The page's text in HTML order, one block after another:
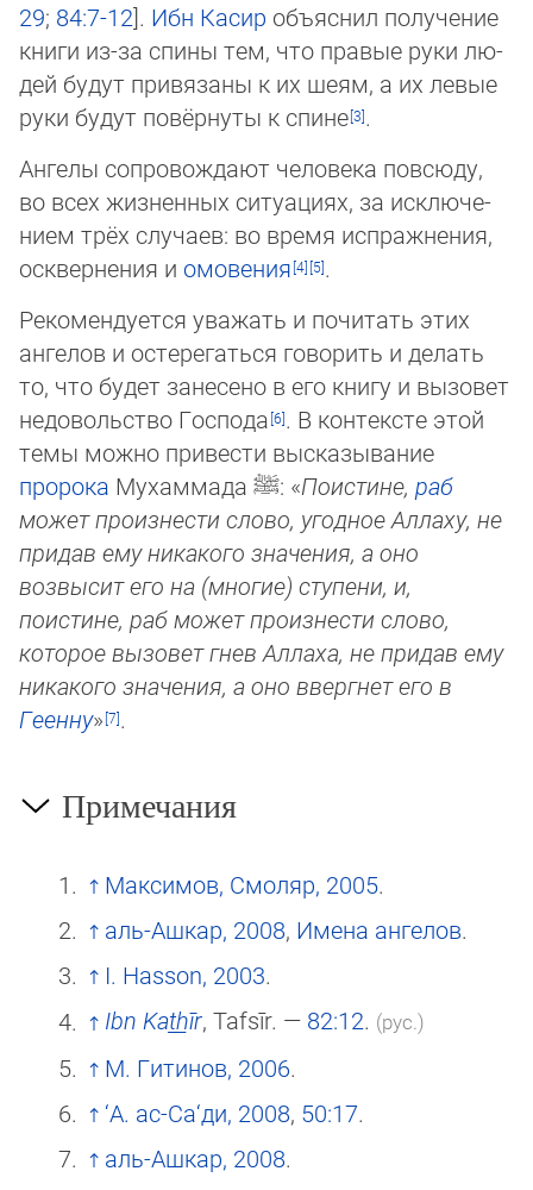
29; 84:7-12]. Ибн Касир объяснил получение
книги из-за спины тем, что правые ру­ки лю­
дей будут привязаны к их шеям, а их левые
руки будут повёрнуты к спине .
Ангелы сопровождают человека повсюду,
во всех жизненных ситуациях, за исклю­че­
ни­ем трёх случаев: во время испражнения,
осквернения и омовения
.
Рекомендуется уважать и почитать этих
ангелов и остерегаться говорить и делать
то, что будет занесено в его книгу и вызовет
недовольство Господа
. В контексте этой
те­мы можно привести высказывание
пророка Мухаммада ﷺ: «Поистине, раб
может произнести слово, угодное Аллаху, не
при­дав ему никакого значения, а оно
возвысит его на (многие) ступени, и,
поистине, раб может произнести слово,
которое вы­зо­вет гнев Аллаха, не придав ему
никакого значения, а оно ввергнет его в
Геенну» .
Примечания
Максимов, Смоляр, 2005.
аль-Ашкар, 2008, Имена ангелов.
I. Hasson, 2003.
Ibn Kat̲h̲īr, Tafsīr. — 82:12. (рус.)
М. Гитинов, 2006.
‘А. ас-Са‘ди, 2008, 50:17.
аль-Ашкар, 2008.